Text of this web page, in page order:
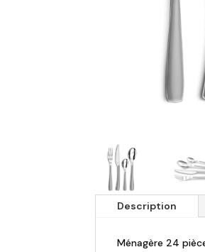
Description
Ménagère 24